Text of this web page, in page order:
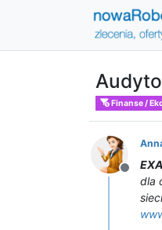
Finanse /
dla